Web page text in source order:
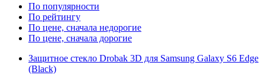
По популярности
По рейтингу
По цене, сначала недорогие
По цене, сначала дорогие
Защитное стекло Drobak 3D для Samsung Galaxy S6 Edge
(Black)